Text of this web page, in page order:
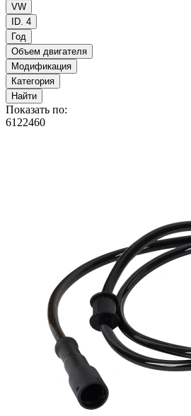
VW
ID. 4
Год
Объем двигателя
Модификация
Категория
Найти
Показать по:
6122460